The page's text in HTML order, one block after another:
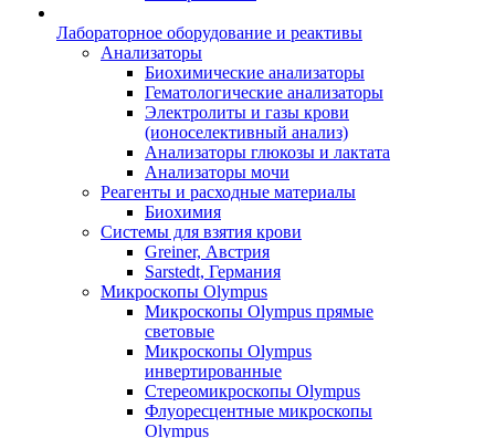
Лабораторное оборудование и реактивы
Анализаторы
Биохимические анализаторы
Гематологические анализаторы
Электролиты и газы крови
(ионоселективный анализ)
Анализаторы глюкозы и лактата
Анализаторы мочи
Реагенты и расходные материалы
Биохимия
Системы для взятия крови
Greiner, Австрия
Sarstedt, Германия
Микроскопы Olympus
Микроскопы Olympus прямые
световые
Микроскопы Olympus
инвертированные
Стереомикроскопы Olympus
Флуоресцентные микроскопы
Olympus